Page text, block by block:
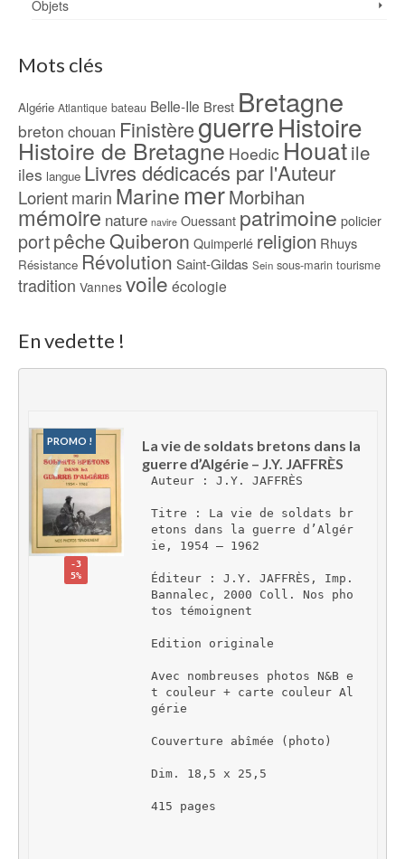
Objets
Mots clés
Algérie Atlantique bateau Belle-Ile Brest Bretagne
breton chouan FinistèreguerreHistoire
Histoire de Bretagne Hoedic Houatile
iles langue Livres dédicacés par l'Auteur
Lorientmarin Marine merMorbihan
mémoire nature navire Ouessant patrimoine policier
portpêcheQuiberon Quimperlé religion Rhuys
Résistance Révolution Saint-Gildas Sein sous-marin tourisme
tradition Vannes voile écologie
En vedette !
PROMO !
-3
5%
La vie de soldats bretons dans la
guerre d’Algérie – J.Y. JAFFRÈS
Auteur : J.Y. JAFFRÈS
Titre : La vie de soldats br
etons dans la guerre d’Algér
ie, 1954 – 1962
Éditeur : J.Y. JAFFRÈS, Imp.
Bannalec, 2000 Coll. Nos pho
tos témoignent
Edition originale
Avec nombreuses photos N&B e
t couleur + carte couleur Al
gérie
Couverture abîmée (photo)
Dim. 18,5 x 25,5
415 pages